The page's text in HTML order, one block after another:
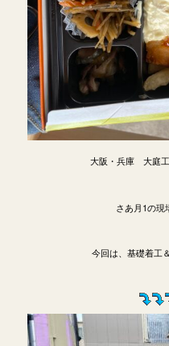
大阪・兵庫 大庭
さあ月1の現
今回は、基礎着工